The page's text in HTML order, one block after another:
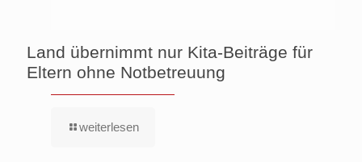
Land übernimmt nur Kita-Beiträge für
Eltern ohne Notbetreuung
weiterlesen